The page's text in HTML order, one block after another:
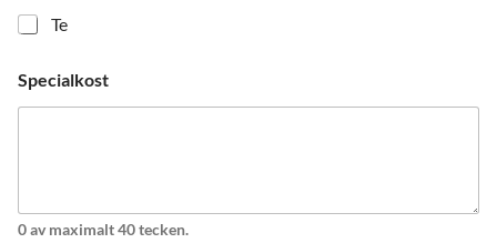
Te
Specialkost
0 av maximalt 40 tecken.